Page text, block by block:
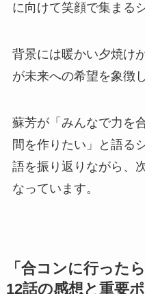
に向けて笑顔で集まる
背景には暖かい夕焼け
が未来への希望を象徴
蘇芳が「みんなで力を
間を作りたい」と語る
語を振り返りながら、
なっています。
「合コンに行った
12話の感想と重要